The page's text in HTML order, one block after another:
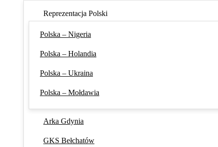
Reprezentacja Polski
Polska – Nigeria
Polska – Holandia
Polska – Ukraina
Polska – Mołdawia
Arka Gdynia
GKS Bełchatów